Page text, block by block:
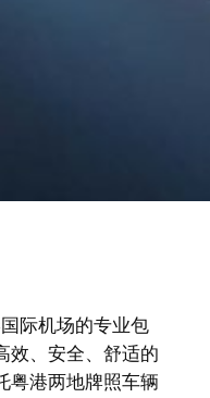
际机场的专业包
效、安全、舒适的
粤港两地牌照车辆